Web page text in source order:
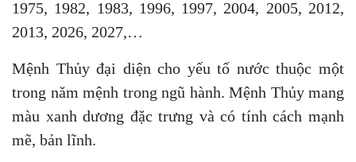
1975, 1982, 1983, 1996, 1997, 2004, 2005, 2012,
2013, 2026, 2027,…
Mệnh Thủy đại diện cho yếu tố nước thuộc một
trong năm mệnh trong ngũ hành. Mệnh Thủy mang
màu xanh dương đặc trưng và có tính cách mạnh
mẽ, bản lĩnh.